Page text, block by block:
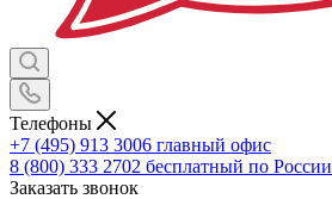
Телефоны
+7 (495) 913 3006 главный офис
8 (800) 333 2702 бесплатный по России
Заказать звонок